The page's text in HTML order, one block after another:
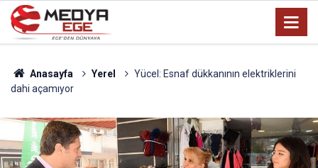
Anasayfa Yerel
Yücel: Esnaf dükkanının elektriklerini
dahi açamıyor